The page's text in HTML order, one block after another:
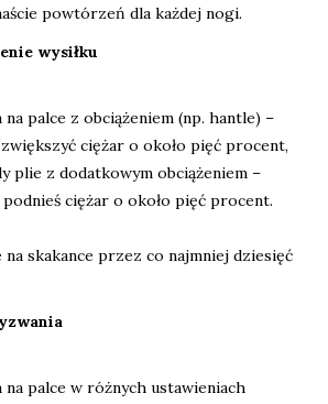
powtórzeń dla każdej nogi.
wysiłku
na palce z obciążeniem (np. hantle) –
ciężar o około pięć procent,
plie z dodatkowym obciążeniem –
ciężar o około pięć procent.
na skakance przez co najmniej dziesięć
na palce w różnych ustawieniach